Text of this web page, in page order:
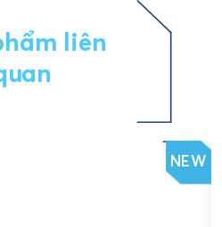
liên
NEW